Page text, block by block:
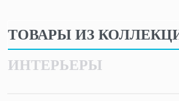
ТОВАРЫ ИЗ
ИНТЕРЬЕРЫ